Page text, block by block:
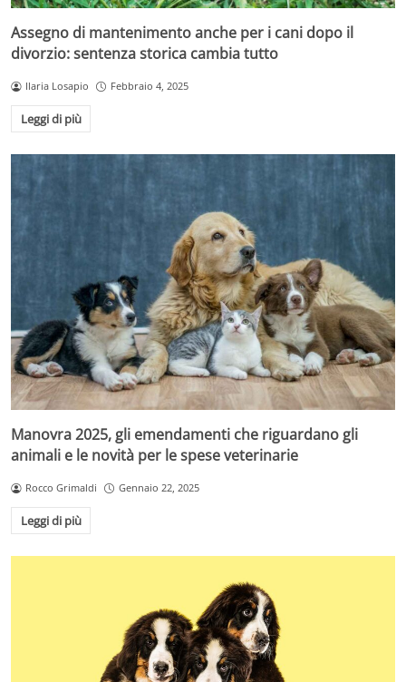
Assegno di mantenimento anche per i cani dopo il
divorzio: sentenza storica cambia tutto
Ilaria Losapio Febbraio 4, 2025
Leggi di più
Manovra 2025, gli emendamenti che riguardano gli
animali e le novità per le spese veterinarie
Rocco Grimaldi Gennaio 22, 2025
Leggi di più